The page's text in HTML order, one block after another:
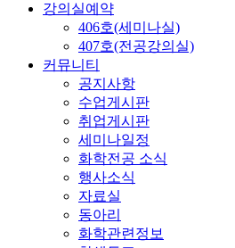
강의실예약
406호(세미나실)
407호(전공강의실)
커뮤니티
공지사항
수업게시판
취업게시판
세미나일정
화학전공 소식
행사소식
자료실
동아리
화학관련정보